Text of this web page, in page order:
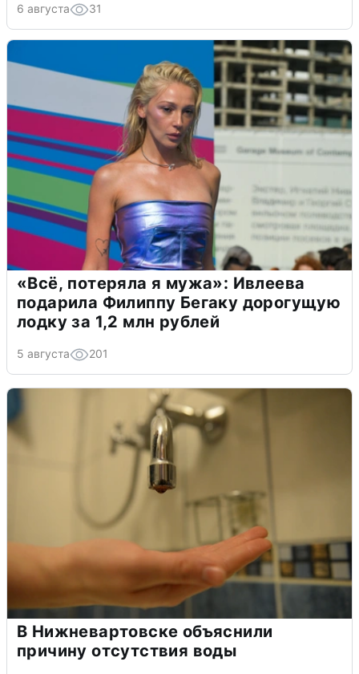
6 августа 31
«Всё, потеряла я мужа»: Ивлеева
подарила Филиппу Бегаку дорогущую
лодку за 1,2 млн рублей
5 августа 201
В Нижневартовске объяснили
причину отсутствия воды